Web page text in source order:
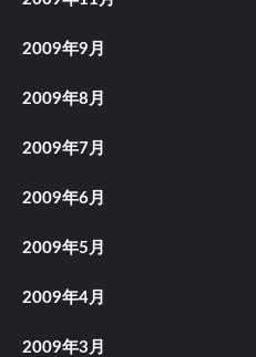
2009年9月
2009年8月
2009年7月
2009年6月
2009年5月
2009年4月
2009年3月